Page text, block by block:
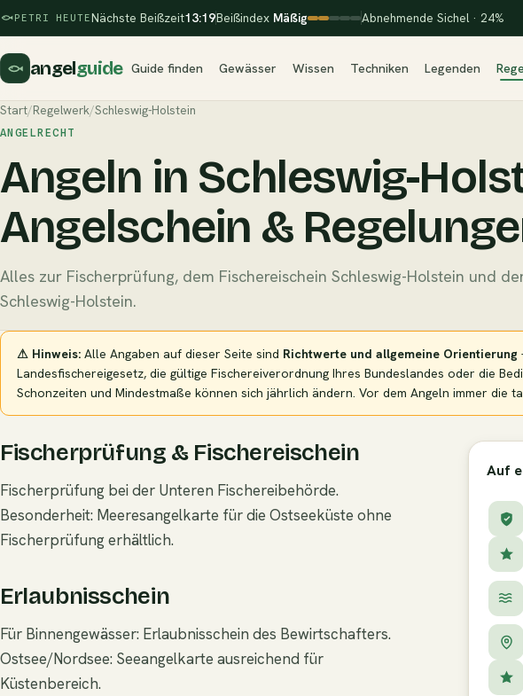
PETRI HEUTENächste Beißzeit13:19Beißindex Mäßig Abnehmende Sichel · 24%
angelguide Guide finden Gewässer Wissen Techniken Legenden
Start/Regelwerk/Schleswig-Holstein
ANGELRECHT
Angeln in Schleswig-
Angelschein &
Alles zur Fischerprüfung, dem Fischereischein Schleswig-Holstein und
Schleswig-Holstein.
⚠ Hinweis: Alle Angaben auf dieser Seite sind Richtwerte und allgemeine Orientierung
Landesfischereigesetz, die gültige Fischereiverordnung Ihres Bundeslandes oder die
Schonzeiten und Mindestmaße können sich jährlich ändern. Vor dem Angeln immer die
Fischerprüfung & Fischereischein
Fischerprüfung bei der Unteren Fischereibehörde.
Besonderheit: Meeresangelkarte für die Ostseeküste ohne
Fischerprüfung erhältlich.
Erlaubnisschein
Für Binnengewässer: Erlaubnisschein des Bewirtschafters.
Ostsee/Nordsee: Seeangelkarte ausreichend für
Küstenbereich.
Auf